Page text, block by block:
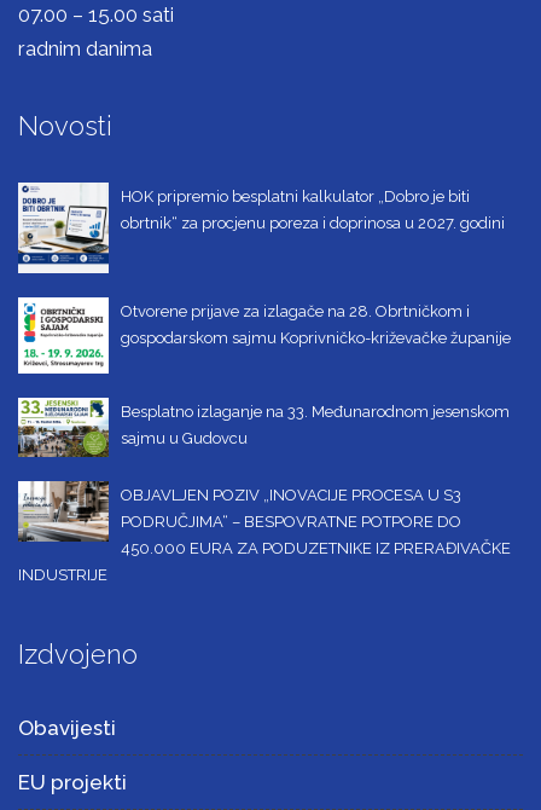
07.00 – 15.00 sati
radnim danima
Novosti
HOK pripremio besplatni kalkulator „Dobro je biti
obrtnik“ za procjenu poreza i doprinosa u 2027. godini
Otvorene prijave za izlagače na 28. Obrtničkom i
gospodarskom sajmu Koprivničko-križevačke županije
Besplatno izlaganje na 33. Međunarodnom jesenskom
sajmu u Gudovcu
OBJAVLJEN POZIV „INOVACIJE PROCESA U S3
PODRUČJIMA“ – BESPOVRATNE POTPORE DO
450.000 EURA ZA PODUZETNIKE IZ PRERAĐIVAČKE
INDUSTRIJE
Izdvojeno
Obavijesti
EU projekti